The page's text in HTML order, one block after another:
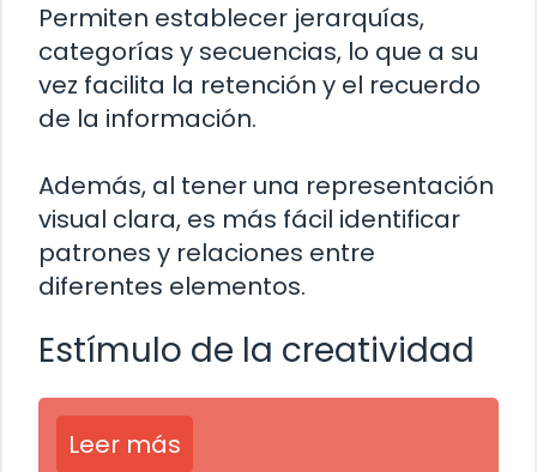
Permiten establecer jerarquías,
categorías y secuencias, lo que a su
vez facilita la retención y el recuerdo
de la información.
Además, al tener una representación
visual clara, es más fácil identificar
patrones y relaciones entre
diferentes elementos.
Estímulo de la creatividad
Leer más